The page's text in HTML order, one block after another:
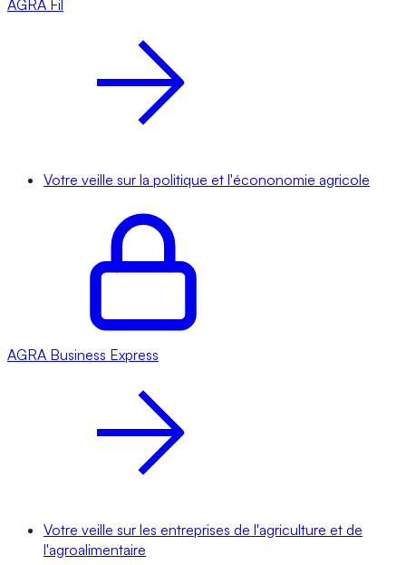
AGRA Fil
Votre veille sur la politique et l'écononomie agricole
AGRA Business Express
Votre veille sur les entreprises de l'agriculture et de
l'agroalimentaire